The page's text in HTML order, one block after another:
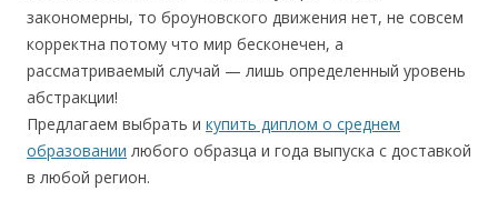
закономерны, то броуновского движения нет, не совсем
корректна потому что мир бесконечен, а
рассматриваемый случай — лишь определенный уровень
абстракции!
Предлагаем выбрать и купить диплом о среднем
образовании любого образца и года выпуска с доставкой
в любой регион.